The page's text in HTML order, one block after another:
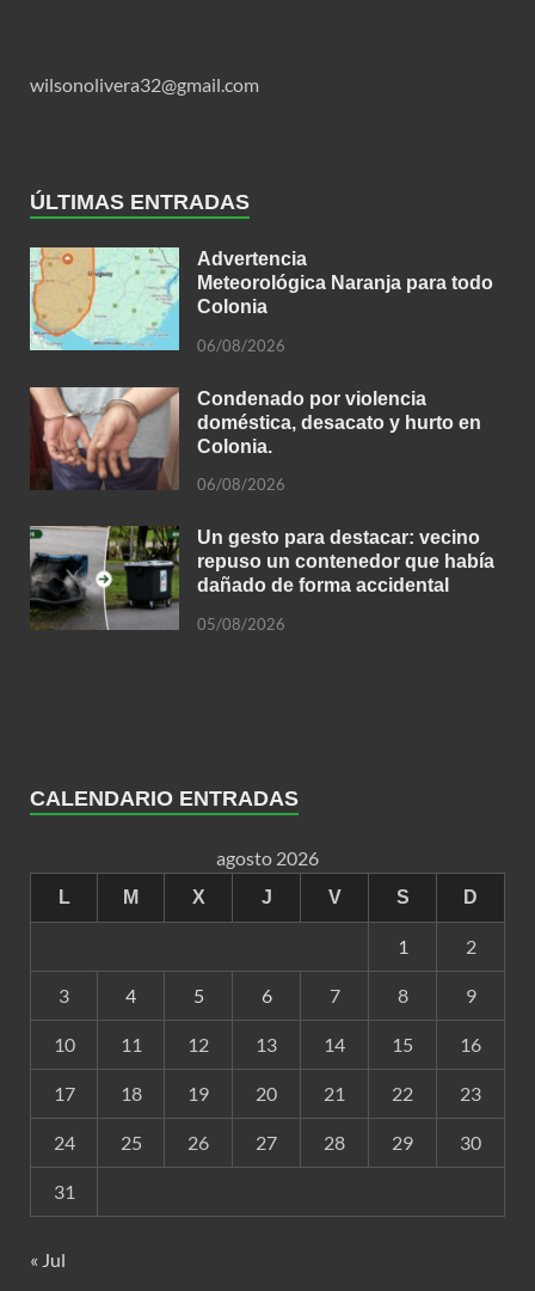
wilsonolivera32@gmail.com
ÚLTIMAS ENTRADAS
Advertencia
Meteorológica Naranja para todo
Colonia
06/08/2026
Condenado por violencia
doméstica, desacato y hurto en
Colonia.
06/08/2026
Un gesto para destacar: vecino
repuso un contenedor que había
dañado de forma accidental
05/08/2026
CALENDARIO ENTRADAS
agosto 2026
L M X J V S D
1 2
3 4 5 6 7 8 9
10 11 12 13 14 15 16
17 18 19 20 21 22 23
24 25 26 27 28 29 30
31
« Jul